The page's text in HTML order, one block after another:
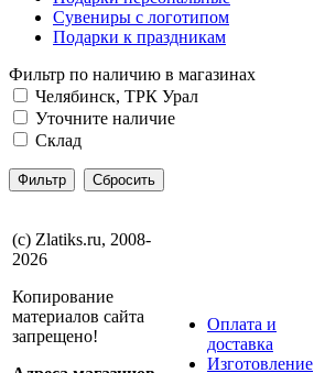
Сувениры с логотипом
Подарки к праздникам
Фильтр по наличию в магазинах
Челябинск, ТРК Урал
Уточните наличие
Склад
(с) Zlatiks.ru, 2008-
2026
Копирование
материалов сайта
запрещено!
Оплата и
доставка
Изготовление